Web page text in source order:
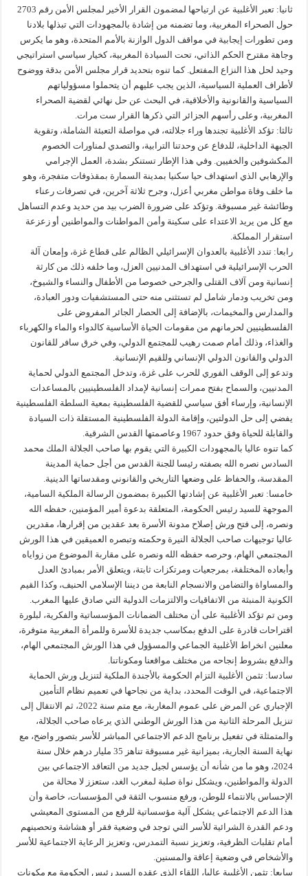
ثانيا: تعبر الأغلبية عن ارتياحها لمضمون القرار الأخير لمجلس الأمن رقم 2703
حول الصحراء المغربية، وما تضمنه من إشادة بالمجهودات التي تبذلها بلادنا
ومن تطورات إيجابية في مواقف الدول الوازنة بالأمم المتحدة، وهو ما يكرس
وجاهة مقترح الحكم الذاتي، تحت السيادة المغربية، كخيار سياسي استراتيجي
وحيد لحل هذا النزاع المفتعل. كما تنوه بتحديد قرار مجلس الأمن بدقة ووضوح
لأطراف العملية السياسية، الذين يجب عليهم أن يتحملوا مسؤولياتهم
السياسية والقانونية والأخلاقية، في البحث عن حل نهائي لقضية الصحراء
المغربية، وعلى رأسهم الجزائر التي ذكرها القرار ست مرات.
ثالثا: تؤكد الأغلبية تجندها وراء جلالته، في مواصلة التعبئة الشاملة، وتقوية
الجبهة الداخلية، للدفاع عن وحدتنا الترابية، والتصدي لمناورات الخصوم
المكشوفين والخفيين. وفي هذا الإطار تستنكر بشدة، العمل الإجرامي
والإرهابي الذي استهداف حيا سكنيا بمدينة السمارة بمقذوفات متفجرة، وهو
ما خلف وفاة مواطن مغربي أعزل، وجرح ثلاثة آخرين، في تصرفات رعناء
وطائشة غير مسبوقة. وتؤكد على ضرورة الضرب بيد من حديد وعدم التساهل
مع كل من يريد الاعتداء على سكينة وأمن المواطنات والمواطنين أو زعزعة
استقرار المملكة.
رابعا: تندد الأغلبية بالعدوان الإسرائيلي الظالم على قطاع غزة، وإمعان آلة
الحرب الإسرائيلية في استهداف المدنيين العزل، وما خلفه ذلك من كارثة
إنسانية ومن آلاف القتلى والجرحى خصوصا من الأطفال والنساء والشيوخ،
ومن تخريب ودمار شامل لم تستثنى منه حتى المستشفيات ودور العبادة،
والمدارس والمخيمات، بالإضافة إلى الحصار الجائر المفروض على
الفلسطينيين لحرمانهم من مقومات الحياة الأساسية كالدواء والماء والكهرباء
والغذاء، وذلك أمام صمت رهيب للمجتمع الدولي، وفي خرق سافر للقانون
الدولي والقانون الدولي الإنساني وللقيم الإنسانية.
وتدعو إلى الوقف الفوري للحرب على غزة، وتدخل المجتمع الدولي لحماية
المدنيين، والسماح بفتح ممرات إنسانية لإمداد الفلسطينيين بالمساعدات
الإنسانية، وإرساء أفق سياسي للقضية الفلسطينية بمعية السلطة الفلسطينية
يفضي إلى حل الدولتين، وإقامة الدولة الفلسطينية المستقلة ذات السيادة
والقابلة للحياة وفق حدود 1967 وعاصمتها القدس الشرقية.
كما تنوه عاليا بالمجهودات الكبيرة التي يقوم بها صاحب الجلالة الملك محمد
السادس نصره الله بصفته رئيسا للجنة القدس من أجل حماية المدينة
المقدسة، والحفاظ على وضعها التاريخي والقانوني ومقدساتها الدينية.
خامسا: تعبر الأغلبية عن إشادتها الكبيرة بمضمون الرسالة الملكية السامية،
الموجهة للسيد رئيس الحكومة، المتعلقة بدعوة أمير المؤمنين، حفظه الله
ونصره، إلى فتح ورش إصلاح مدونة الأسرة بعد عقدين من إقرارها، مقدرين
عاليا توجيهات صاحب الجلالة النيرة وحكمته وتبصره العميقين في هذا الورش
المجتمعي الهام، وحرصه حفظه الله ونصره على مقاربة الموضوع من زواياه
وأبعاده المختلفة، بمرجعيات ومرتكزات ثابتة، ويتعلق الأمر بمبادئ العدل
والمساواة والتضامن والانسجام النابعة من ديننا الإسلامي الحنيف، وكذا القيم
الكونية المنبثة من الاتفاقيات والالتزمات الدولية التي صادق عليها المغرب.
ومن تم تؤكد الأغلبية على أن مختلف الضمانات المؤسساتية والفكرية، لبلورة
اقتراحات قادرة على الدفع بمكاسب جديدة للأسرة وللمرأة المغربية متوفرة،
معلنين انخراط الأغلبية الجماعي والمسؤول في هذا الورش المجتمعي الهام،
والدفع بشروط إنجاحه من مختلف مواقعنا ومكوناتنا.
سادسا: تثمن الأغلبية التزام الحكومة بالأجندة الملكية لتنزيل ورش الحماية
الاجتماعية، في الوقت المحدد، بداية من نجاحها في تعميم نظام التأمين
الإجباري عن المرض على عموم المغاربة، مع متم سنة 2022، ثم الانتقال إلى
تنزيل المرحلة الثانية من هذا الورش الوطني الذي يرعاه صاحب الجلالة،
والمتمثلة في تفعيل برنامج الدعم الاجتماعي المباشر للأسر بتصور واضح، مع
نهاية السنة الجارية، بميزانية غير مسبوقة تناهز 35 مليار درهم خلال سنة
2024، وهو ما من شأنه أن يؤسس لجيل جديد من التعاقد الاجتماعي بين
الدولة والمواطنين، ويشكل نواة صلبة لمغرب الغد، ستعزز لا محالة من
الإحساس بالانتماء للوطن، ورفع منسوب الثقة في المؤسسات، خاصة وأن
هذا الدعم الاجتماعي يشكل آلية مؤسساتية للرفع من المستوى المعيشي
ودعم القدرة الشرائية للأسر التي توجد في وضعية فقر أو هشاشة وتحصينهم
أمام تقلبات الظرفية، وتعزيز نسبة التمدرس، وتعزيز ‏الرعاية الاجتماعية للأسر
والأشخاص في وضعية إعاقة والمسنين.
سابعا: تثمن الأغلبية عاليا، اللقاء الذي عقده السيد رئيس الحكومة مع مكونات